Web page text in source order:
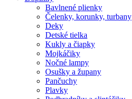
Bavlnené plienky
Čelenky, korunky, turbany
Deky
Detské tielka
Kukly a čiapky
Mojkáčiky
Nočné lampy
Osušky a župany
Pančuchy
Plavky